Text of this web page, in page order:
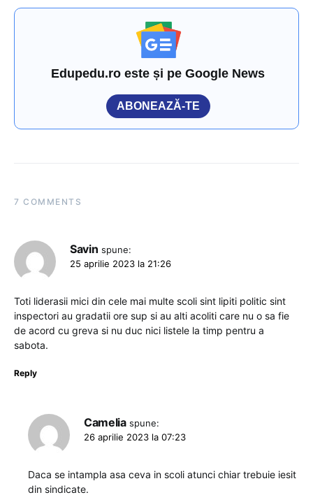
Edupedu.ro este și pe Google News
ABONEAZĂ-TE
7 COMMENTS
Savin spune:
25 aprilie 2023 la 21:26
Toti liderasii mici din cele mai multe scoli sint lipiti politic sint
inspectori au gradatii ore sup si au alti acoliti care nu o sa fie
de acord cu greva si nu duc nici listele la timp pentru a
sabota.
Reply
Camelia spune:
26 aprilie 2023 la 07:23
Daca se intampla asa ceva in scoli atunci chiar trebuie iesit
din sindicate.